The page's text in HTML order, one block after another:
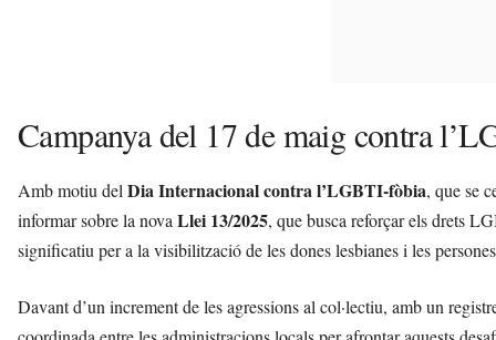
Campanya del 17 de maig contra
Amb motiu delDia Internacional contra l’LGBTI-fòbia, que se
informar sobre la novaLlei 13/2025, que busca reforçar els drets
significatiu per a la visibilització de les dones lesbianes i les
Davant d’un increment de les agressions al col·lectiu, amb un